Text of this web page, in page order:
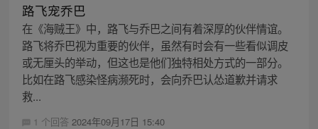
路飞宠乔巴
在《海贼王》中，路飞与乔巴之间有着深厚的伙伴情谊。
路飞将乔巴视为重要的伙伴，虽然有时会有一些看似调皮
或无厘头的举动，但这也是他们独特相处方式的一部分。
比如在路飞感染怪病濒死时，会向乔巴认怂道歉并请求
救...
1 个回答 2024年09月17日 15:40